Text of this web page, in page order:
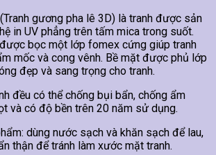
gương pha lê 3D) là tranh được sản
in UV phẳng trên tấm mica trong suốt.
bọc một lớp fomex cứng giúp tranh
mốc và cong vênh. Bề mặt được phủ lớp
đẹp và sang trọng cho tranh.
đều có thể chống bụi bẩn, chống ẩm
và có độ bền trên 20 năm sử dụng.
dùng nước sạch và khăn sạch để lau,
thận để tránh làm xước mặt tranh.